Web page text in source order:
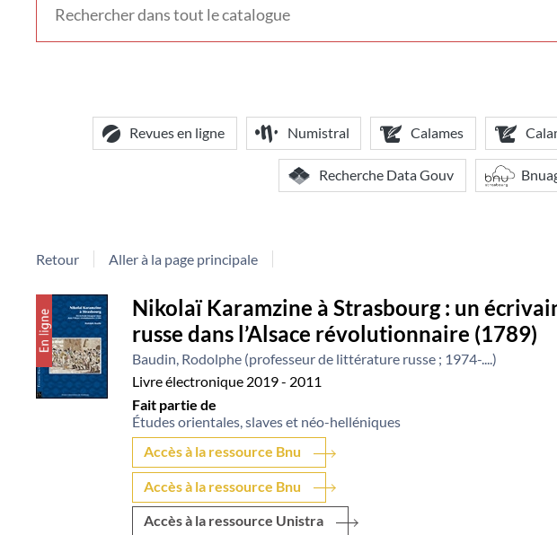
voir
Revues en ligne Numistral Calames
Recherche Data Gouv
Retour Aller à la page principale
Détail
document
Nikolaï Karamzine à Strasbourg : un
russe dans l’Alsace révolutionnaire (1789)
Baudin, Rodolphe (professeur de littérature russe ; 1974-....)
Livre électronique 2019 - 2011
Fait partie de
Études orientales, slaves et néo-helléniques
Accès à la ressource Bnu
Accès à la ressource Bnu
Accès à la ressource Unistra